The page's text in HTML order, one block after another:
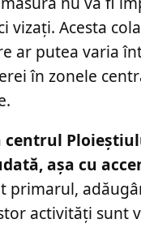
vizați. Acesta
ar putea varia
în zonele
centrul
aşa cu
primarul,
activități sunt